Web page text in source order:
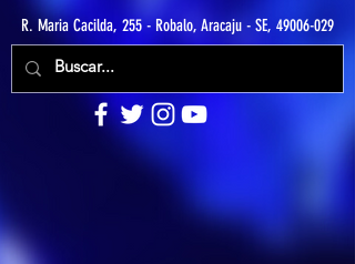
R. Maria Cacilda, 255 - Robalo, Aracaju - SE, 49006-029